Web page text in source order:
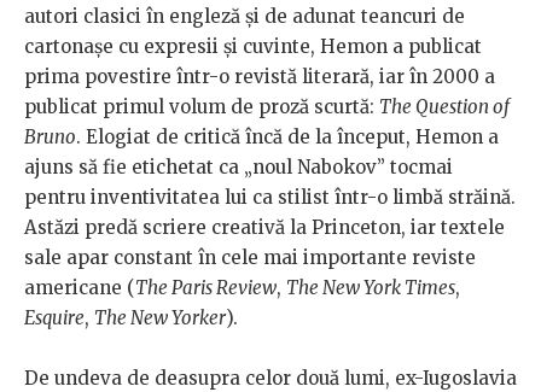
autori clasici în engleză și de adunat teancuri de
cartonașe cu expresii și cuvinte, Hemon a publicat
prima povestire într-o revistă literară, iar în 2000 a
publicat primul volum de proză scurtă: The Question of
Bruno. Elogiat de critică încă de la început, Hemon a
ajuns să fie etichetat ca „noul Nabokov” tocmai
pentru inventivitatea lui ca stilist într-o limbă străină.
Astăzi predă scriere creativă la Princeton, iar textele
sale apar constant în cele mai importante reviste
americane (The Paris Review, The New York Times,
Esquire, The New Yorker).
De undeva de deasupra celor două lumi, ex-Iugoslavia